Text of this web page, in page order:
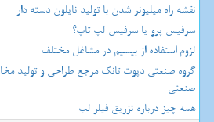
نقشه راه میلیونر شدن با تولید نایلون دسته دار
سرفیس پرو یا سرفیس لپ تاپ؟
لزوم استفاده از بیسیم در مشاغل مختلف
گروه صنعتی دپوت تانک مرجع طراحی و تولید
صنعتی
همه چیز درباره تزریق فیلر لب